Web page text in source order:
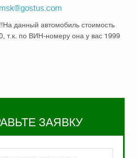
msk@gostus.com
данный автомобиль стоимость
т.к. по ВИН-номеру она у вас 1999
ЗАЯВКУ